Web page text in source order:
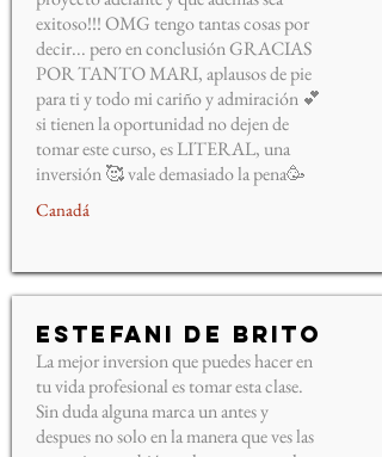
exitoso!!! OMG tengo tantas cosas por
decir... pero en conclusión GRACIAS
POR TANTO MARI, aplausos de pie
para ti y todo mi cariño y admiración 💕
si tienen la oportunidad no dejen de
tomar este curso, es LITERAL, una
inversión 🥰 vale demasiado la pena🥳
Canadá
Estefani De Brito
La mejor inversion que puedes hacer en
tu vida profesional es tomar esta clase.
Sin duda alguna marca un antes y
despues no solo en la manera que ves las